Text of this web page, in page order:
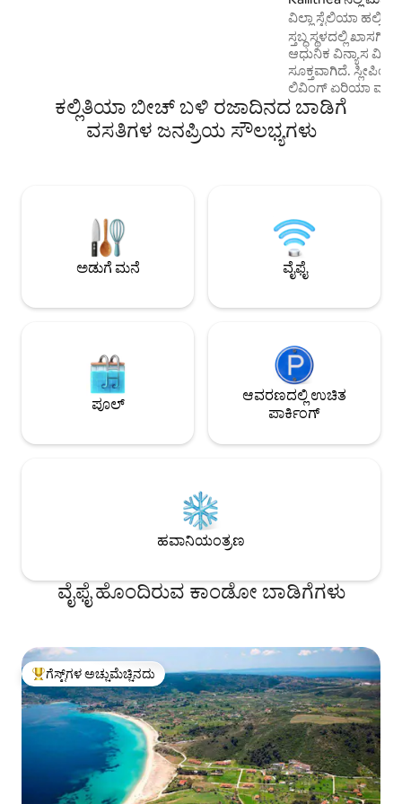
ವಿಲ್ಲಾ ಸ್ಟೆಲಿಯಾ
ಸ್ತಬ್ಧ ಸ್ಥಳದಲ್ಲಿ
ಆಧುನಿಕ ವಿನ್ಯಾಸ ವಿಲ್ಲಾ
ಸೂಕ್ತವಾಗಿದೆ.
ಲಿವಿಂಗ್ ಏರಿಯಾ ಮತ್ತು
ಅಡುಗೆಮನೆಗಳೊಂದಿಗೆ
ಆನಂದಿಸಿ. ದೊಡ್ಡ
ಸ್ಮಾರ್ಟ್ ಟಿವಿ, ನೀರಿನಲ್ಲಿ
ಶೈಲಿಯನ್ನು
ಕಲ್ಲಿತಿಯಾ ಬೀಚ್ ಬಳಿ ರಜಾದಿನದ ಬಾಡಿಗೆ
ವಸತಿಗಳ ಜನಪ್ರಿಯ ಸೌಲಭ್ಯಗಳು
ಅಡುಗೆ ಮನೆ ವೈಫೈ
ಪೂಲ್
ಆವರಣದಲ್ಲಿ ಉಚಿತ
ಪಾರ್ಕಿಂಗ್
ಹವಾನಿಯಂತ್ರಣ
ವೈಫೈ ಹೊಂದಿರುವ ಕಾಂಡೋ ಬಾಡಿಗೆಗಳು
ಗೆಸ್ಟ್‌ಗಳಿಗೆ ಅತಿ ಹೆಚ್ಚು ಅಚ್ಚುಮೆಚ್ಚಿನದು
ಗೆಸ್ಟ್‌ಗಳ ಅಚ್ಚುಮೆಚ್ಚಿನದು